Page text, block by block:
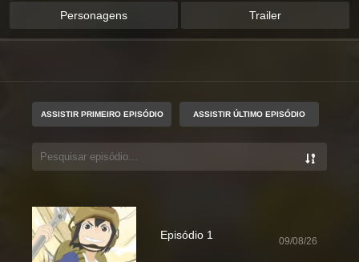
Personagens Trailer
ASSISTIR PRIMEIRO EPISÓDIO ASSISTIR ÚLTIMO EPISÓDIO
Episódio 1 09/08/26